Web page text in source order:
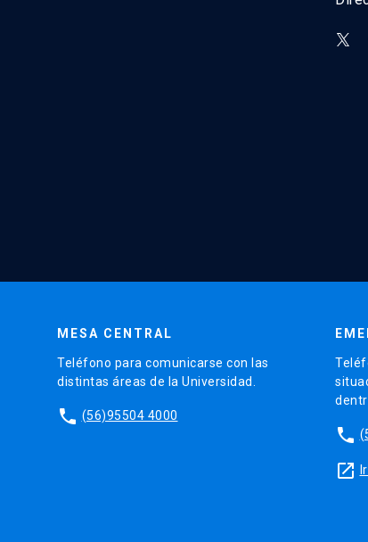
MESA CENTRAL
Teléfono para comunicarse con las
distintas áreas de la Universidad.
phone (56)95504 4000
phone
launch